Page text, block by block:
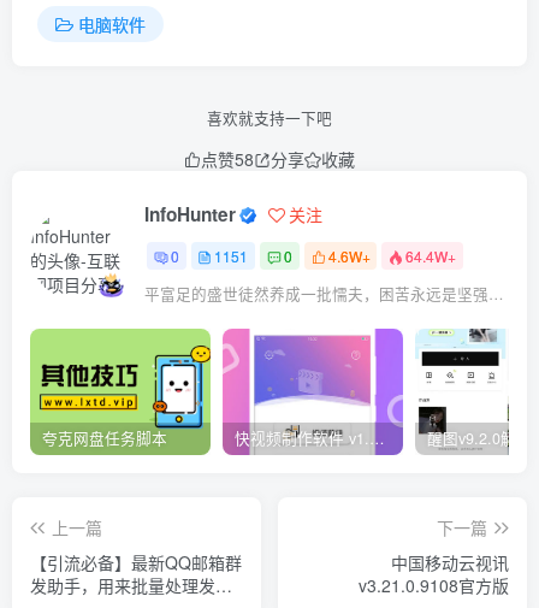
电脑软件
喜欢就支持一下吧
点赞58 分享 收藏
InfoHunter 关注
0 1151 0 4.6W+ 64.4W+
平富足的盛世徒然养成一批懦夫，困苦永远是坚强之母
夸克网盘任务脚本 快视频制作软件 v1.1.1安卓版
上一篇
【引流必备】最新QQ邮箱群
发助手，用来批量处理发信
下一篇
中国移动云视讯
v3.21.0.9108官方版